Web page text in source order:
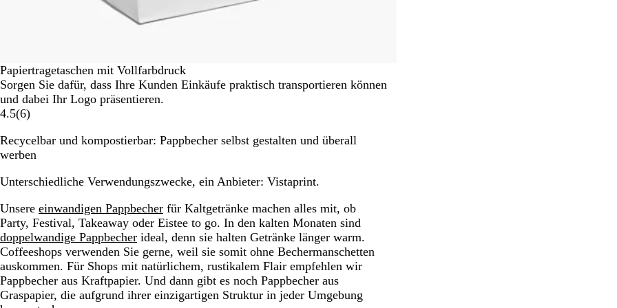
Papiertragetaschen mit Vollfarbdruck
Sorgen Sie dafür, dass Ihre Kunden Einkäufe praktisch transportieren können
und dabei Ihr Logo präsentieren.
4.5(6)
Recycelbar und kompostierbar: Pappbecher selbst gestalten und überall
werben
Unterschiedliche Verwendungszwecke, ein Anbieter: Vistaprint.
Unsere einwandigen Pappbecher für Kaltgetränke machen alles mit, ob
Party, Festival, Takeaway oder Eistee to go. In den kalten Monaten sind
doppelwandige Pappbecher ideal, denn sie halten Getränke länger warm.
Coffeeshops verwenden Sie gerne, weil sie somit ohne Bechermanschetten
auskommen. Für Shops mit natürlichem, rustikalem Flair empfehlen wir
Pappbecher aus Kraftpapier. Und dann gibt es noch Pappbecher aus
Graspapier, die aufgrund ihrer einzigartigen Struktur in jeder Umgebung